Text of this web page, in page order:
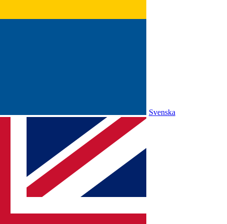
Svenska